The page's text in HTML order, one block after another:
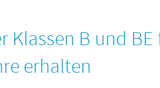
Klassen B und
erhalten